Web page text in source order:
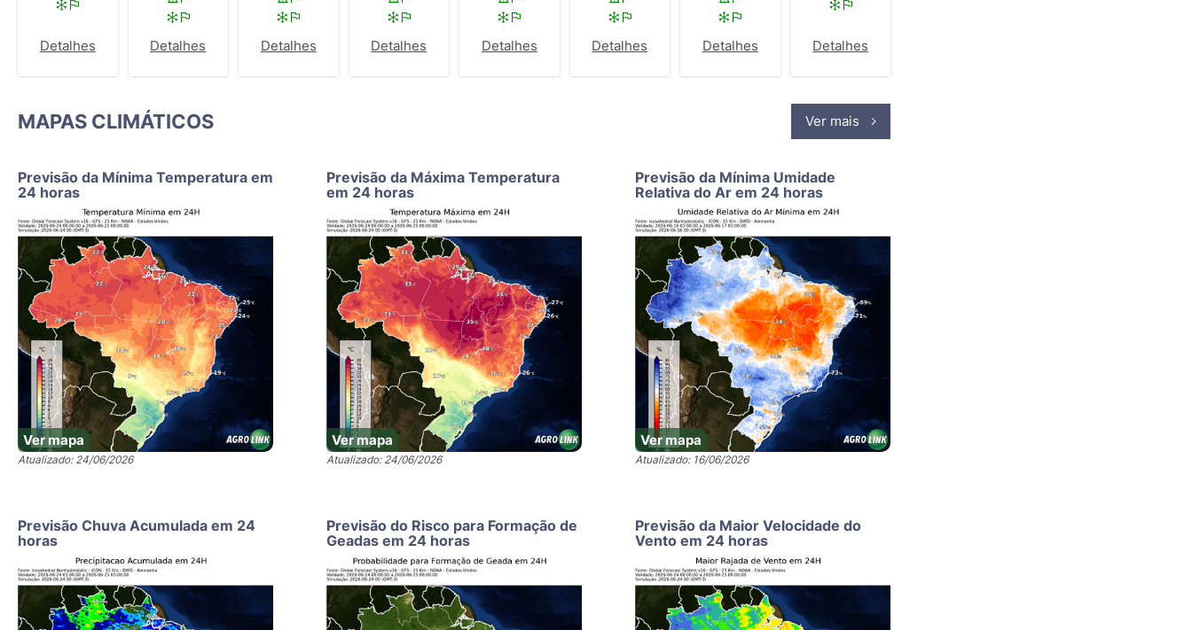
Detalhes Detalhes Detalhes Detalhes Detalhes Detalhes Detalhes Detalhes
MAPAS CLIMÁTICOS Ver mais
Previsão da Mínima Temperatura em
24 horas
Ver mapa
Atualizado: 24/06/2026
Previsão da Máxima Temperatura
em 24 horas
Ver mapa
Atualizado: 24/06/2026
Previsão da Mínima Umidade
Relativa do Ar em 24 horas
Ver mapa
Atualizado: 16/06/2026
Previsão Chuva Acumulada em 24
horas
Previsão do Risco para Formação de
Geadas em 24 horas
Previsão da Maior Velocidade do
Vento em 24 horas